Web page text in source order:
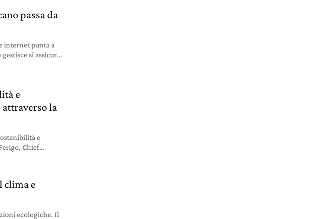
passa da
internet punta a
si assicura
e
attraverso la
e
Chief
clima e
ecologiche. Il